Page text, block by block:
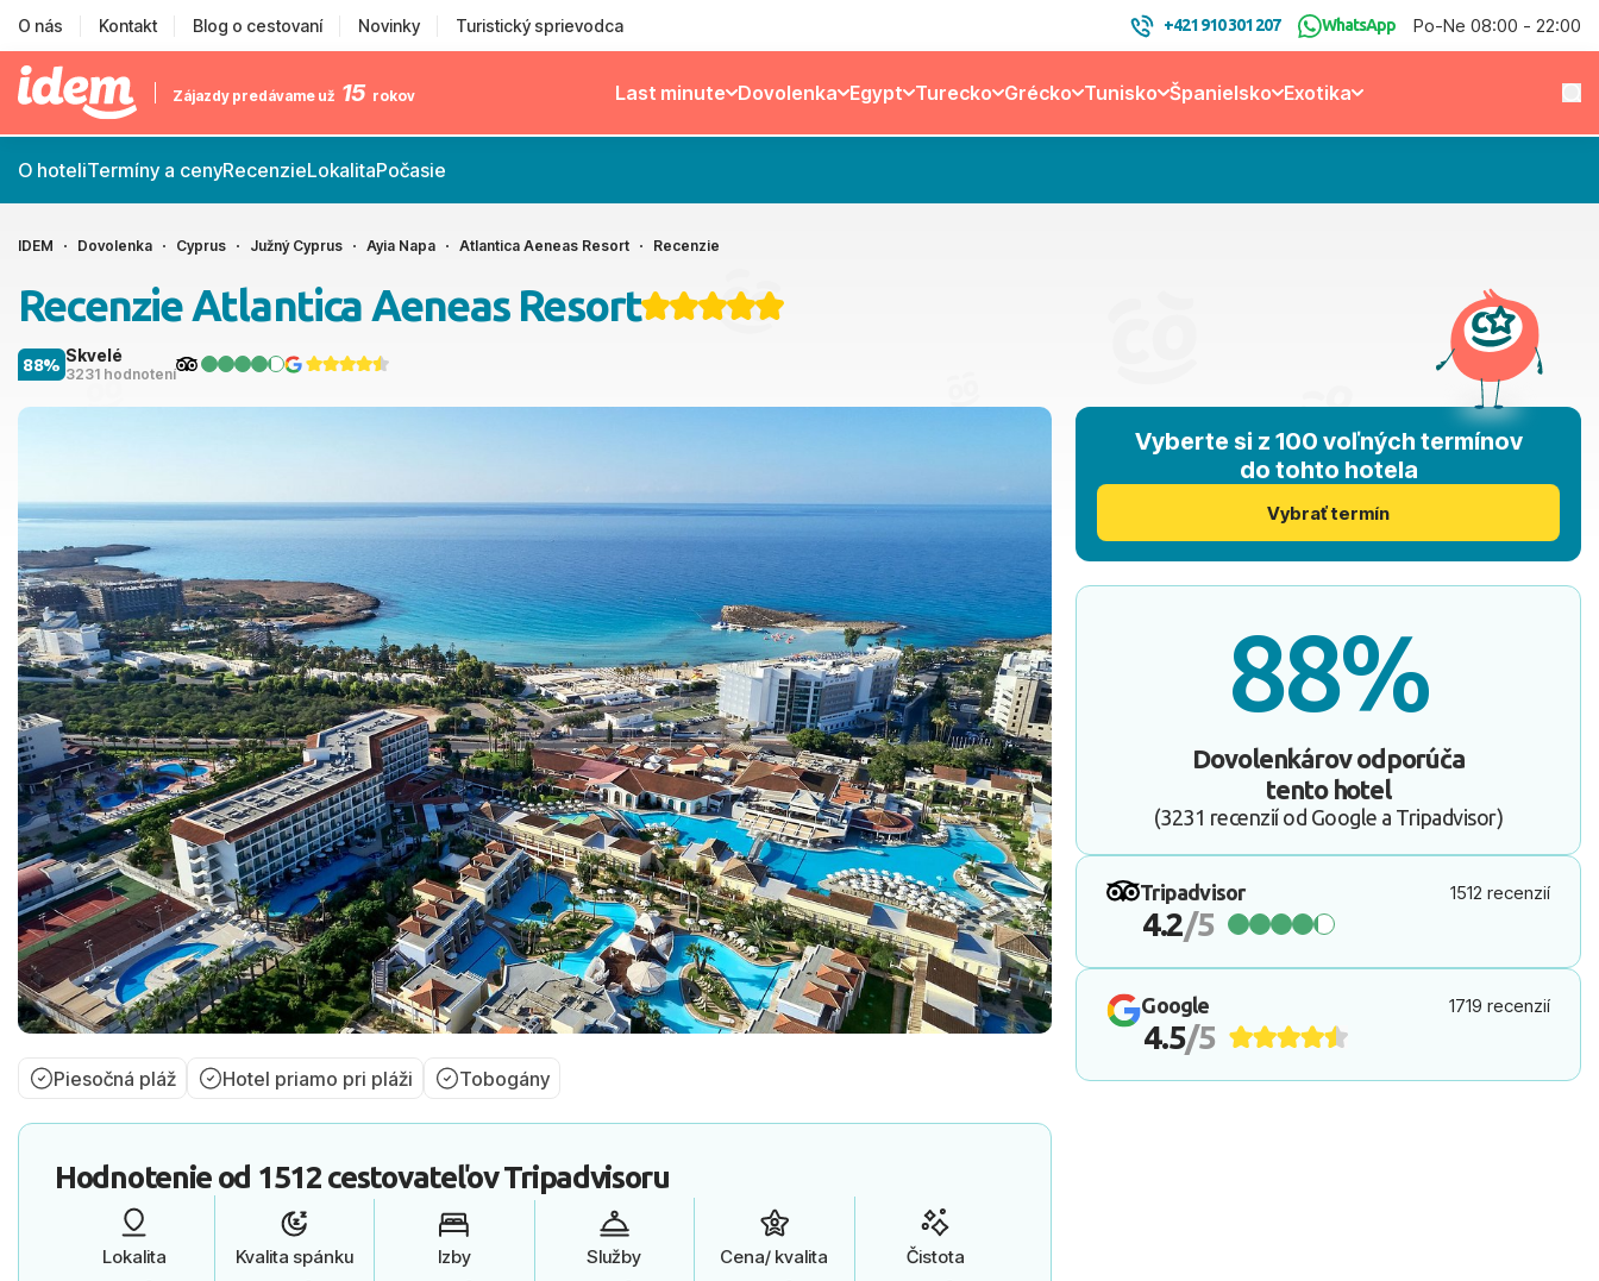
O nás Kontakt Blog o cestovaní Novinky Turistický sprievodca +421 910 301 207 WhatsApp Po-Ne 08:00 - 22:00
Zájazdy predávame už 15 rokov Last minute Dovolenka Egypt Turecko Grécko Tunisko Španielsko Exotika
O hoteliTermíny a cenyRecenzieLokalitaPočasie
IDEM Dovolenka Cyprus Južný Cyprus Ayia Napa Atlantica Aeneas Resort Recenzie
Recenzie Atlantica Aeneas Resort
Skvelé
3231 hodnotení
88%
Piesočná pláž Hotel priamo pri pláži Tobogány
Vyberte si z 100 voľných termínov
do tohto hotela
Vybrať termín
88%
Dovolenkárov odporúča
tento hotel
(3231 recenzií od Google a Tripadvisor)
Tripadvisor 1512 recenzií
4.2/5
Google 1719 recenzií
4.5/5
Hodnotenie od 1512 cestovateľovTripadvisoru
Lokalita Kvalita spánku Izby Služby Cena/ kvalita Čistota